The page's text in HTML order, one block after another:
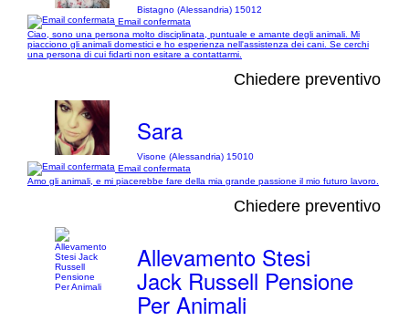
Bistagno (Alessandria) 15012
Email confermata
Ciao, sono una persona molto disciplinata, puntuale e amante degli animali. Mi
piacciono gli animali domestici e ho esperienza nell'assistenza dei cani. Se cerchi
una persona di cui fidarti non esitare a contattarmi.
Chiedere preventivo
Sara
Visone (Alessandria) 15010
Email confermata
Amo gli animali, e mi piacerebbe fare della mia grande passione il mio futuro lavoro.
Chiedere preventivo
Allevamento Stesi
Jack Russell Pensione
Per Animali